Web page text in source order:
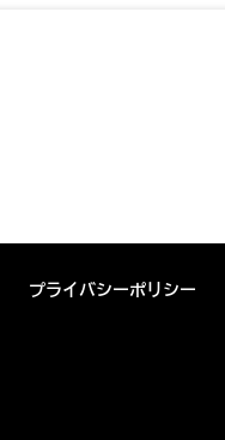
プライバシーポリシー